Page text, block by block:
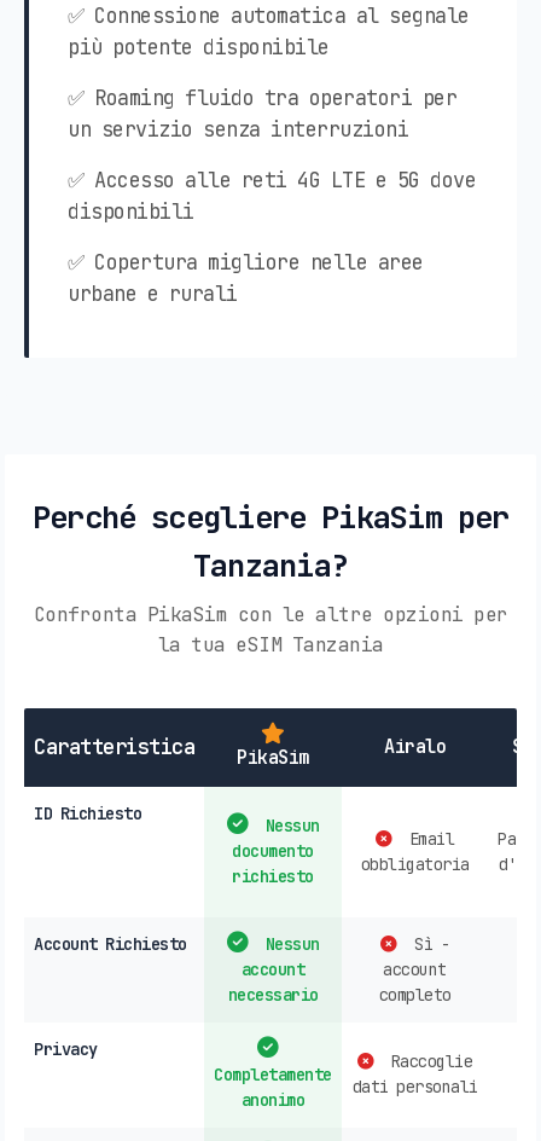
✅ Connessione automatica al segnale
più potente disponibile
✅ Roaming fluido tra operatori per
un servizio senza interruzioni
✅ Accesso alle reti 4G LTE e 5G dove
disponibili
✅ Copertura migliore nelle aree
urbane e rurali
Perché scegliere PikaSim per
Tanzania?
Confronta PikaSim con le altre opzioni per
la tua eSIM Tanzania
Caratteristica PikaSim Airalo
ID Richiesto
Nessun
documento
richiesto
Email
obbligatoria
Account Richiesto
Nessun
account
necessario
Sì -
account
completo
Privacy
Completamente
anonimo
Raccoglie
dati personali